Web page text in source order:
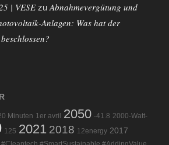
| VESEzu Abnahmevergütung und
Anlagen: Was hat der
Minuten 1er avril 2050 -41.8 2000-Watt-
125 2021 2018 12energy 2017